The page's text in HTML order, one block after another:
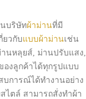
นบริษัทผ้าม่านที่มี
ยวกับแบบผ้าม่านเช่น
นหลุยส์, ม่านปรับแสง,
องลูกค้าได้ทุกรูปแบบ
บการณ์ได้ทำงานอย่าง
ไตล์ สามารถสั่งทำผ้า